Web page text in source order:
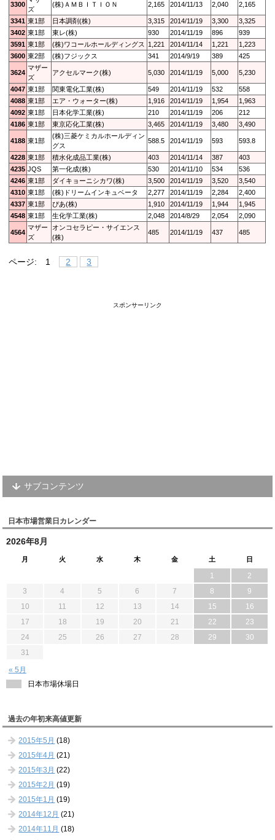
3300
ズ
(株)ＡＭＢＩＴＩＯＮ 2,165 2014/11/13 2,040 2,165
3341 東1部 日本調剤(株) 3,315 2014/11/19 3,300
3,325
3402 東1部 東レ(株) 930 2014/11/19 896
939
3591 東1部 (株)ワコールホールディングス 1,221 2014/11/14 1,221
1,223
3600 東2部 (株)フジックス 341 2014/9/19 389 425
3624
マザー
ズ
アクセルマーク(株) 5,030 2014/11/19 5,000 5,230
4047 東1部 関東電化工業(株) 549 2014/11/19 532
558
4088 東1部 エア・ウォーター(株) 1,916 2014/11/19 1,954
1,963
4092 東1部 日本化学工業(株) 210 2014/11/19 206
212
4186 東1部 東京応化工業(株) 3,465 2014/11/19 3,480 3,490
4188 東1部
(株)三菱ケミカルホールディン
グス
588.5 2014/11/19 593 593.8
4228 東1部 積水化成品工業(株) 403 2014/11/14 387
403
4235 JQS 第一化成(株) 530 2014/11/10 534
536
4246 東1部 ダイキョーニシカワ(株) 3,500 2014/11/19 3,520
3,540
4310 東1部 (株)ドリームインキュベータ 2,277 2014/11/19 2,284
2,400
4337 東1部 ぴあ(株) 1,910 2014/11/19 1,944
1,945
4548 東1部 生化学工業(株) 2,048 2014/8/29 2,054 2,090
4564
マザー
ズ
オンコセラピー・サイエンス
(株)
485 2014/11/19 437 485
ページ: 1 2 3
スポンサーリンク
サブコンテンツ
日本市場営業日カレンダー
2026年8月
月 火 水 木 金 土 日
« 5月
1
2
3
4 5 6 7 8
9
10
11 12 13 14 15
16
17
18 19 20 21 22
23
24
25 26 27 28 29
30
31
日本市場休場日
過去の年初来高値更新
2015年5月 (18)
2015年4月 (21)
2015年3月 (22)
2015年2月 (19)
2015年1月 (19)
2014年12月 (21)
2014年11月 (18)